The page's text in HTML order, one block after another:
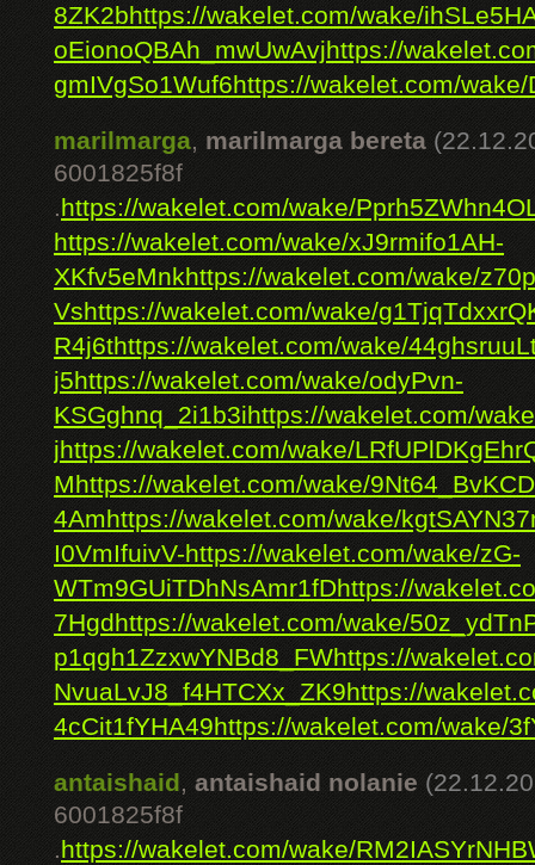
8ZK2bhttps://wakelet.com/wake/
oEionoQBAh_mwUwAvjhttps://
gmIVgSo1Wuf6https://wakelet.com/
marilmarga, marilmarga bereta
6001825f8f
.https://wakelet.com/wake/
https://wakelet.com/wake/xJ9rmifo1AH-
XKfv5eMnkhttps://wakelet.com/wake/
Vshttps://wakelet.com/wake/
R4j6thttps://wakelet.com/wake/
j5https://wakelet.com/wake/odyPvn-
KSGghnq_2i1b3ihttps://wakelet.com/
jhttps://wakelet.com/wake/
Mhttps://wakelet.com/wake/
4Amhttps://wakelet.com/wake/
I0VmIfuivV-https://wakelet.com/wake/zG-
WTm9GUiTDhNsAmr1fDhttps://
7Hgdhttps://wakelet.com/wake/
p1qgh1ZzxwYNBd8_FWhttps://
NvuaLvJ8_f4HTCXx_ZK9https://
4cCit1fYHA49https://wakelet.com/wake/
antaishaid, antaishaid nolanie
6001825f8f
.https://wakelet.com/wake/